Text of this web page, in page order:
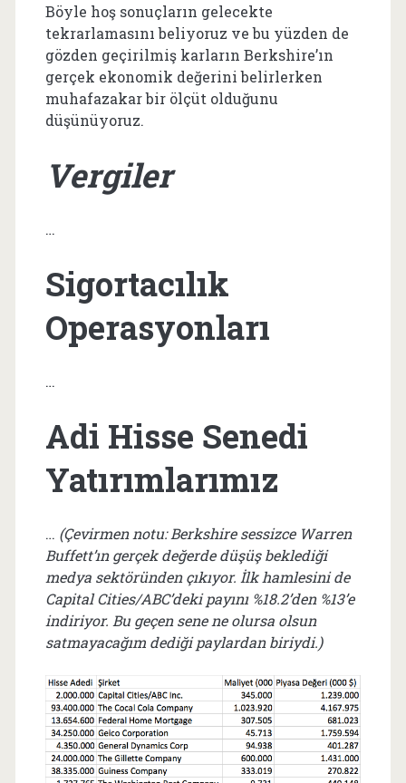
Böyle hoş sonuçların gelecekte
tekrarlamasını beliyoruz ve bu yüzden de
gözden geçirilmiş karların Berkshire’ın
gerçek ekonomik değerini belirlerken
muhafazakar bir ölçüt olduğunu
düşünüyoruz.
Vergiler
…
Sigortacılık
Operasyonları
…
Adi Hisse Senedi
Yatırımlarımız
… (Çevirmen notu: Berkshire sessizce Warren
Buffett’ın gerçek değerde düşüş beklediği
medya sektöründen çıkıyor. İlk hamlesini de
Capital Cities/ABC’deki payını %18.2’den %13’e
indiriyor. Bu geçen sene ne olursa olsun
satmayacağım dediği paylardan biriydi.)